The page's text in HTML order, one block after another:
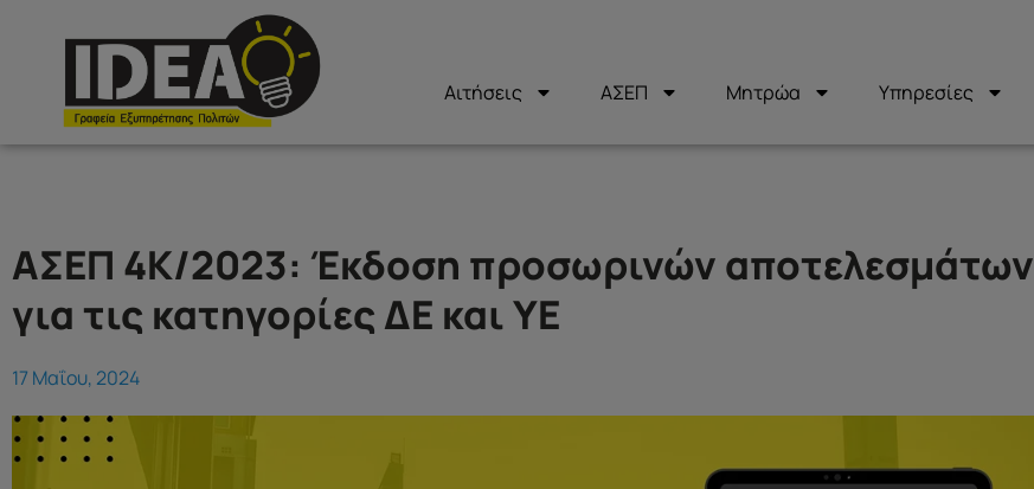
Αιτήσεις ΑΣΕΠ Μητρώα Υπηρεσίες
ΑΣΕΠ 4Κ/2023: Έκδοση προσωρινών αποτελεσμάτων
για τις κατηγορίες ΔΕ και ΥΕ
17 Μαΐου, 2024